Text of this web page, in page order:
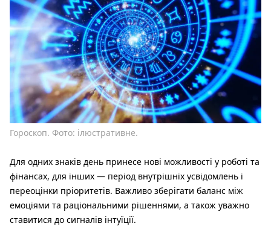
Гороскоп. Фото: ілюстративне.
Для одних знаків день принесе нові можливості у роботі та
фінансах, для інших — період внутрішніх усвідомлень і
переоцінки пріоритетів. Важливо зберігати баланс між
емоціями та раціональними рішеннями, а також уважно
ставитися до сигналів інтуїції.